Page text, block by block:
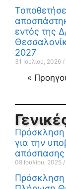
εντός της
2027
31 Ιουλίου, 2026
«
Πρόσκληση
για την
απόσπασης
09 Ιουλίου, 2025
Πρόσκληση